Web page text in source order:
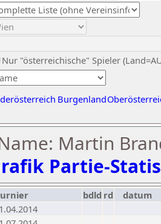
Nur "österreichische" Spieler
Burgenland
Martin
Partie-
bdld rd
datum